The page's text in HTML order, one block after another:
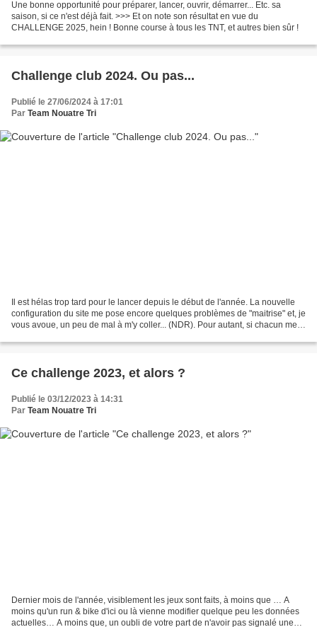
Une bonne opportunité pour préparer, lancer, ouvrir, démarrer... Etc. sa
saison, si ce n'est déjà fait. >>> Et on note son résultat en vue du
CHALLENGE 2025, hein ! Bonne course à tous les TNT, et autres bien sûr !
Challenge club 2024. Ou pas...
Publié le 27/06/2024 à 17:01
Par Team Nouatre Tri
Il est hélas trop tard pour le lancer depuis le début de l'année. La nouvelle
configuration du site me pose encore quelques problèmes de "maitrise" et, je
vous avoue, un peu de mal à m'y coller... (NDR). Pour autant, si chacun me
Ce challenge 2023, et alors ?
Publié le 03/12/2023 à 14:31
Par Team Nouatre Tri
Dernier mois de l'année, visiblement les jeux sont faits, à moins que … A
moins qu'un run & bike d'ici ou là vienne modifier quelque peu les données
actuelles… A moins que, un oubli de votre part de n'avoir pas signalé une